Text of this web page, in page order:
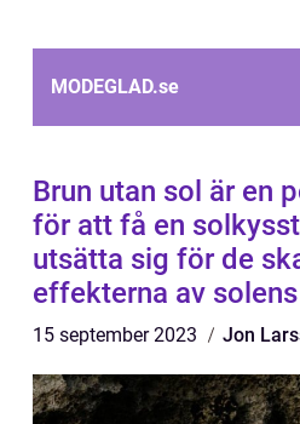
MODEGLAD.se
Brun utan sol är en
för att få en
utsätta sig för de
effekterna av
15 september 2023 Jon